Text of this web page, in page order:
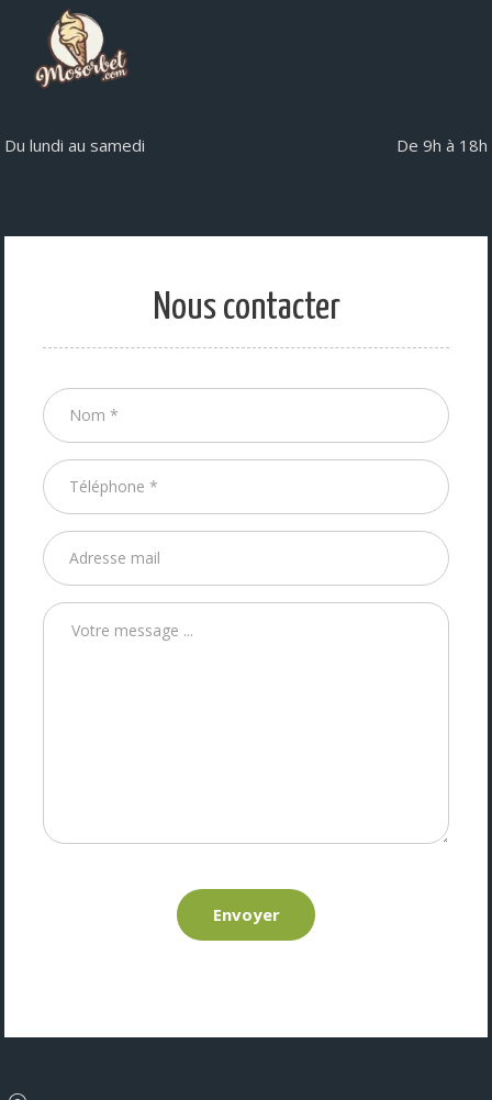
Du lundi au samedi De 9h à 18h
Nous contacter
Envoyer